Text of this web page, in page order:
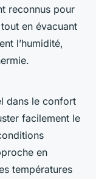
reconnus pour
en évacuant
l’humidité,
dans le confort
facilement le
en
températures